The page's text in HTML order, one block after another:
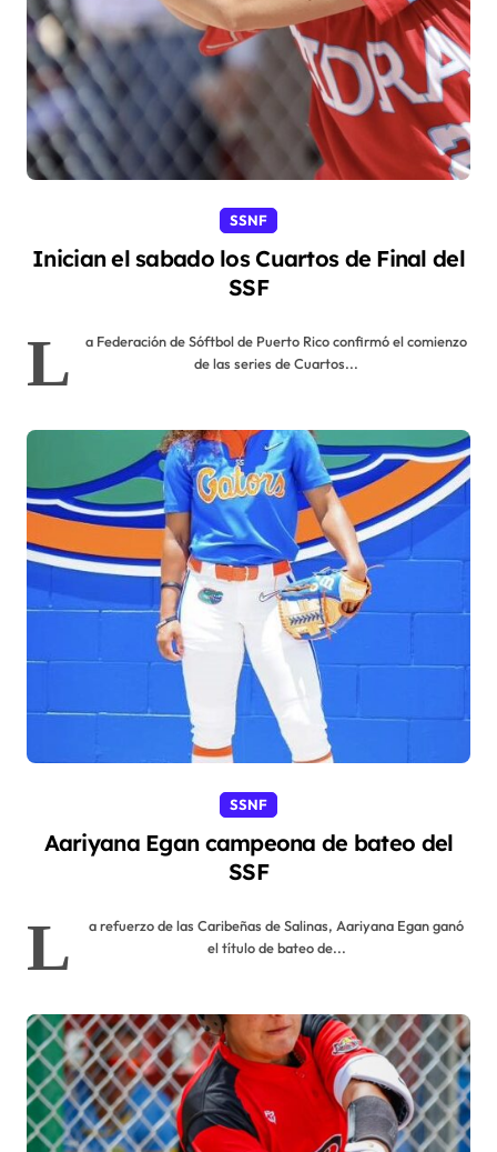
SSNF
Inician el sabado los Cuartos de Final del
SSF
L
a Federación de Sóftbol de Puerto Rico confirmó el comienzo
de las series de Cuartos...
SSNF
Aariyana Egan campeona de bateo del
SSF
L
a refuerzo de las Caribeñas de Salinas, Aariyana Egan ganó
el título de bateo de...